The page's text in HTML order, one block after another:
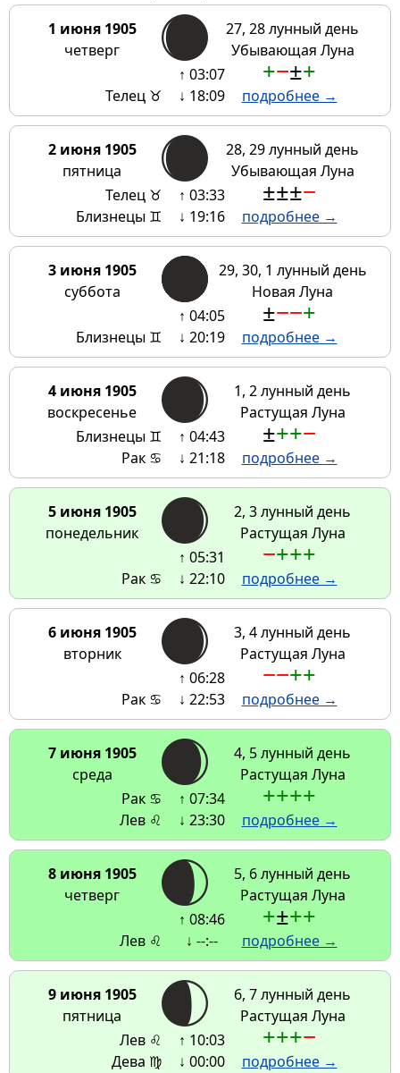
1 июня 1905
четверг
27, 28 лунный день
Убывающая Луна
Телец ♉
↑ 03:07
↓ 18:09
+−±+
подробнее →
2 июня 1905
пятница
28, 29 лунный день
Убывающая Луна
Телец ♉
Близнецы ♊
↑ 03:33
↓ 19:16
±±±−
подробнее →
3 июня 1905
суббота
29, 30, 1 лунный день
Новая Луна
Близнецы ♊
↑ 04:05
↓ 20:19
±−−+
подробнее →
4 июня 1905
воскресенье
1, 2 лунный день
Растущая Луна
Близнецы ♊
Рак ♋
↑ 04:43
↓ 21:18
±++−
подробнее →
5 июня 1905
понедельник
2, 3 лунный день
Растущая Луна
Рак ♋
↑ 05:31
↓ 22:10
−+++
подробнее →
6 июня 1905
вторник
3, 4 лунный день
Растущая Луна
Рак ♋
↑ 06:28
↓ 22:53
−−++
подробнее →
7 июня 1905
среда
4, 5 лунный день
Растущая Луна
Рак ♋
Лев ♌
↑ 07:34
↓ 23:30
++++
подробнее →
8 июня 1905
четверг
5, 6 лунный день
Растущая Луна
Лев ♌
↑ 08:46
↓ --:--
+±++
подробнее →
9 июня 1905
пятница
6, 7 лунный день
Растущая Луна
Лев ♌
Дева ♍
↑ 10:03
↓ 00:00
+++−
подробнее →